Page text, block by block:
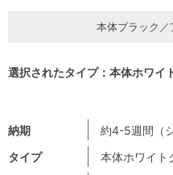
納期
約4-5週間（
タイプ
本体ホワイト
本体ブラック
選択されたタイプ：本体ホワイ